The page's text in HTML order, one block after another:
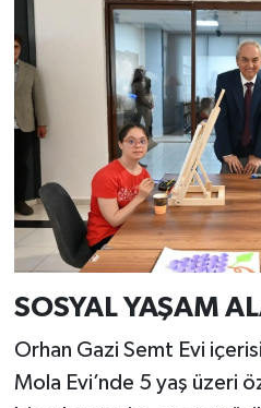
SOSYAL YAŞAM
Orhan Gazi Semt Evi
Mola Evi’nde 5 yaş üzeri